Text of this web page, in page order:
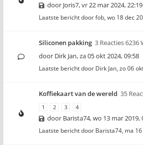
door Joris7,vr 22 mar 2024, 22:19
Laatste bericht doorfob, wo 18 dec
Siliconen pakking 3 Reacties 6236
door Dirk Jan,za 05 okt 2024, 09:58
Laatste bericht door Dirk Jan, zo 06
Koffiekaart van de wereld 35
1 2 3 4
door Barista74,wo 13 mar 2019,
Laatste bericht door Barista74, ma